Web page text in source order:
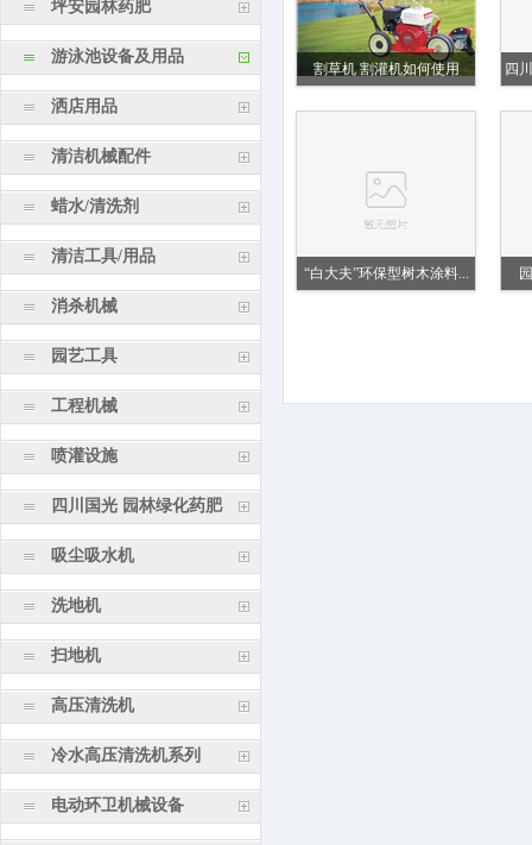
坪安园林药肥
游泳池设备及用品
洒店用品
清洁机械配件
蜡水/清洗剂
清洁工具/用品
消杀机械
园艺工具
工程机械
喷灌设施
四川国光 园林绿化药肥
吸尘吸水机
洗地机
扫地机
高压清洗机
冷水高压清洗机系列
电动环卫机械设备
割草机 割灌机如何使用 四
“白大夫”环保型树木涂料...